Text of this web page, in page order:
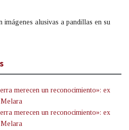
imágenes alusivas a pandillas en su
merecen un reconocimiento»: ex
merecen un reconocimiento»: ex